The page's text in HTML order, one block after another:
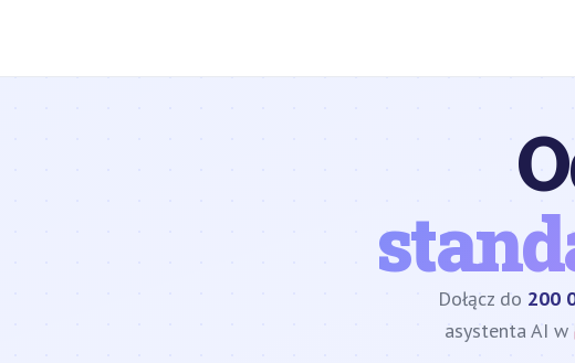
Dołącz do 200
asystenta AI